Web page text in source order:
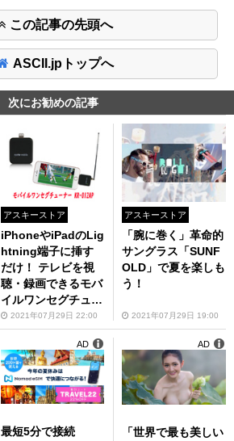
この記事の先頭へ
ASCII.jpトップへ
次にお勧めの記事
アスキーストア
iPhoneやiPadのLig
htning端子に挿す
だけ！ テレビを視
聴・録画できるモバ
イルワンセグチュー
ナー 「KR-012AP」
が1万978円
2021年07月29日 22:00
アスキーストア
「腕に巻く」革命的
サングラス「SUNF
OLD」で夏を楽しも
う！
2021年07月29日 19:00
最短5分で接続
AD
「世界で最も美しい
AD